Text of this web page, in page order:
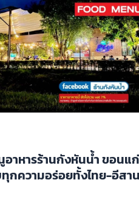
อาหารร้านกังหันน้ำ ขอนแ
กความอร่อยทั้งไทย-อีสา